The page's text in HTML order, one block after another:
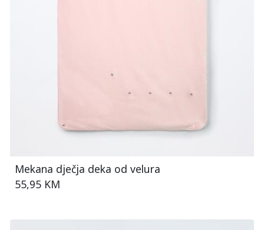
Mekana dječja deka od velura
55,95 KM